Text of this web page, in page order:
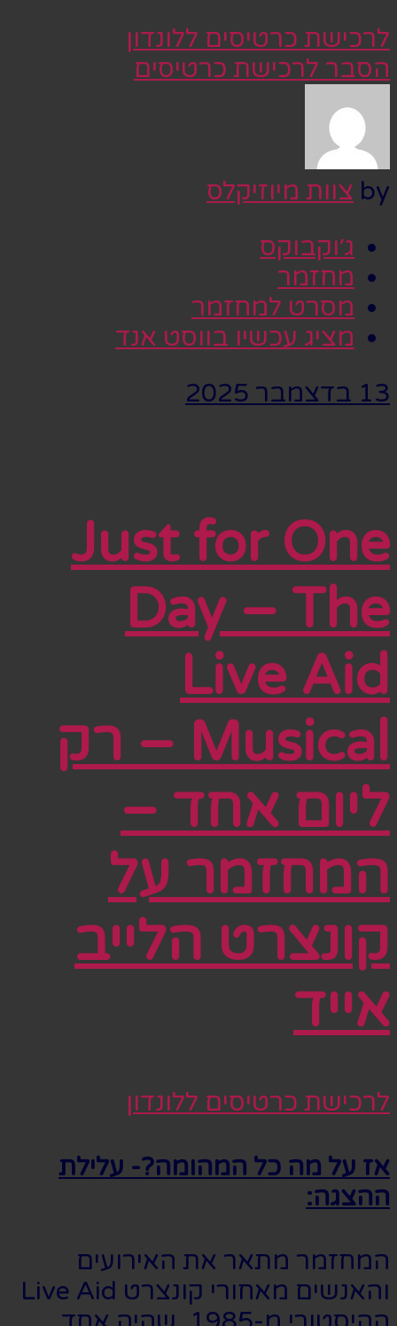
לרכישת כרטיסים ללונדון
הסבר לרכישת כרטיסים
by צוות מיוזיקלס
ג׳וקבוקס
מחזמר
מסרט למחזמר
מציג עכשיו בווסט אנד
13 בדצמבר 2025
Just for One
Day – The
Live Aid
Musical – רק
ליום אחד –
המחזמר על
קונצרט הלייב
אייד
לרכישת כרטיסים ללונדון
אז על מה כל המהומה?- עלילת
ההצגה:
המחזמר מתאר את האירועים
והאנשים מאחורי קונצרט Live Aid